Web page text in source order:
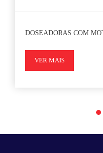
DOSEADORAS COM
VER MAIS